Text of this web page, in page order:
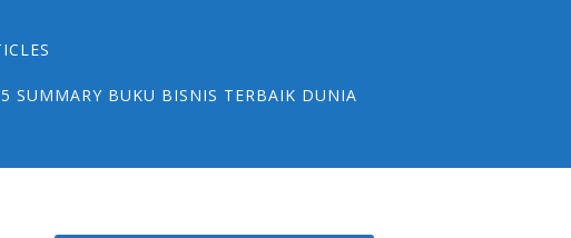
SUMMARY BUKU BISNIS TERBAIK DUNIA